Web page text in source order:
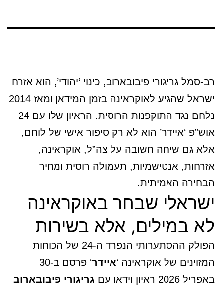
רב-סמל גריגורי פיבובארוב, כינוי ‘יהודי’, הוא אזרח
ישראל שהגיע לאוקראינה בזמן המידאן ומאז 2014
נלחם נגד התוקפנות הרוסית. הראיון שלו עם 24
אוש”פ ‘איידר’ הוא לא רק סיפור אישי של לוחם,
אלא גם שיחה חשובה על צה”ל, אוקראינה,
אזרחות, אנטישמיות, תעמולה רוסית ומחיר
הבחירה האמיתית.
ישראלי שבחר באוקראינה
לא במילים, אלא בשירות
הפולק ההסתערותי הנפרד ה-24 של הכוחות
המזוינים של אוקראינה ‘איידר
‘ פרסם ב-30
באפריל 2026 ראיון וידאו עם
גריגורי פיבובארוב